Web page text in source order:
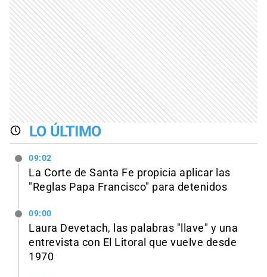
LO ÚLTIMO
09:02
La Corte de Santa Fe propicia aplicar las
"Reglas Papa Francisco" para detenidos
09:00
Laura Devetach, las palabras "llave" y una
entrevista con El Litoral que vuelve desde
1970